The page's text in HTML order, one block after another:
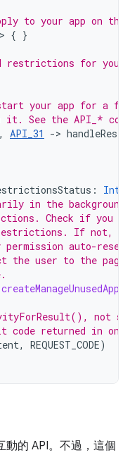
to your app on
> { }
restrictions for your
your app for a
See the API_*
, API_31 ->
: Int
in the
Check if you
If not, you
auto-
user to the page
not
code returned in
, REQUEST_CODE)
動的 API。不過，這個